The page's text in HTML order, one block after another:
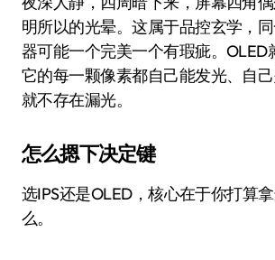
明所以的光晕。这属于品控玄学，
器可能一个完美一个有瑕疵。OLED
它的每一颗像素都自己能发光、自
就不存在漏光。
怎么摁下决定键
选IPS还是OLED，核心在于你打算
么。